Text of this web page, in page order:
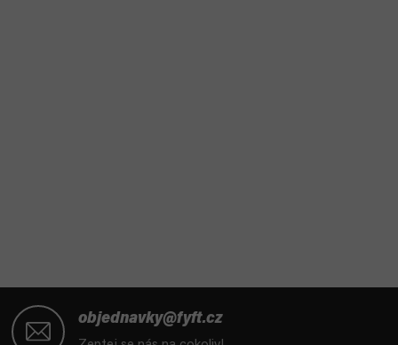
objednavky@fyft.cz